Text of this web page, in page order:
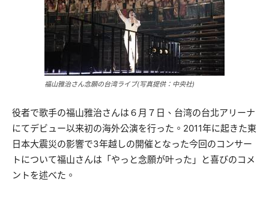
福山雅治さん念願の台湾ライブ(写真提供：中央社)
役者で歌手の福山雅治さんは６月７日、台湾の台北アリーナ
にてデビュー以来初の海外公演を行った。2011年に起きた東
日本大震災の影響で3年越しの開催となった今回のコンサー
トについて福山さんは「やっと念願が叶った」と喜びのコメ
ントを述べた。